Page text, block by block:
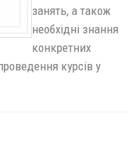
занять, а також
необхідні знання
конкретних
курсів у